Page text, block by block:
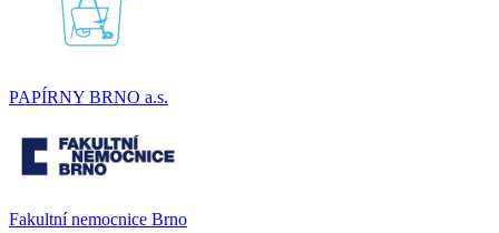
PAPÍRNY BRNO a.s.
Fakultní nemocnice Brno